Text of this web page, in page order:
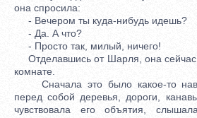
она спросила:
- Вечером ты куда-нибудь идешь?
- Да. А что?
- Просто так, милый, ничего!
Отделавшись от Шарля, она сейчас
комнате.
Сначала это было какое-то
перед собой деревья, дороги,
чувствовала его объятия,